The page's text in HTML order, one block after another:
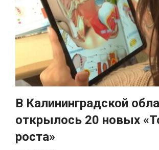
В Калининградской
открылось 20 новых
роста»